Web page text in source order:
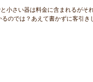
小さい器は料金に含まれるが
のでは？あえて書かずに客引